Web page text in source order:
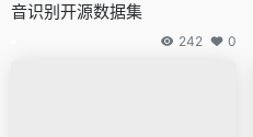
音识别开源数据集
242 0